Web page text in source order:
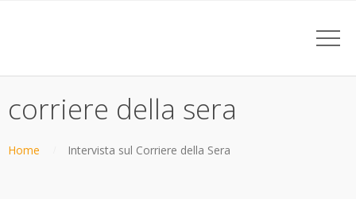
corriere della sera
Home Intervista sul Corriere della Sera